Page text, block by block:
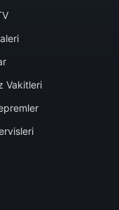
Vakitleri